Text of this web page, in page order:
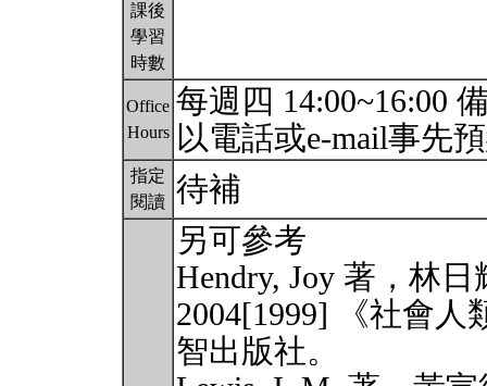
課後
學習
時數
Office
Hours
每週四 14:00~16:00
以電話或e-mail事先
指定
閱讀 待補
另可參考
Hendry, Joy 著，林
2004[1999] 《社會
智出版社。